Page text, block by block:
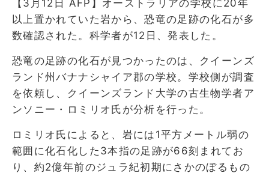
【3月12日 AFP】オーストラリアの学校に20年
以上置かれていた岩から、恐竜の足跡の化石が多
数確認された。科学者が12日、発表した。
恐竜の足跡の化石が見つかったのは、クイーンズ
ランド州バナナシャイア郡の学校。学校側が調査
を依頼し、クイーンズランド大学の古生物学者ア
ンソニー・ロミリオ氏が分析を行った。
ロミリオ氏によると、岩には1平方メートル弱の
範囲に化石化した3本指の足跡が66刻まれてお
り、約2億年前のジュラ紀初期にさかのぼるもの